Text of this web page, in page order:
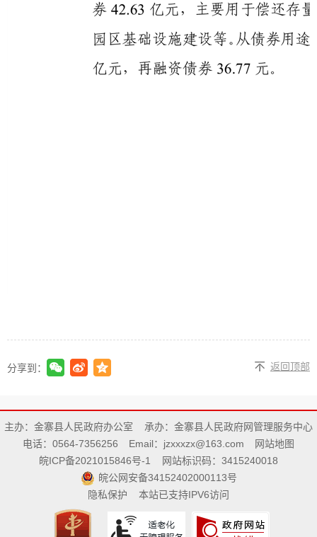
分享到： 返回顶部
主办：金寨县人民政府办公室
承办：金寨县人民政府网管理服务中心
电话：0564-7356256
Email：jzxxxzx@163.com
网站地图
皖ICP备2021015846号-1
网站标识码：3415240018
皖公网安备34152402000113号
隐私保护
本站已支持IPV6访问